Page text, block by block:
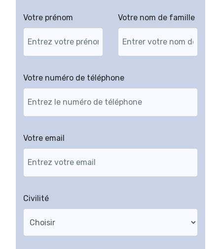
Votre prénom Votre nom de famille
Votre numéro de téléphone
Votre email
Civilité